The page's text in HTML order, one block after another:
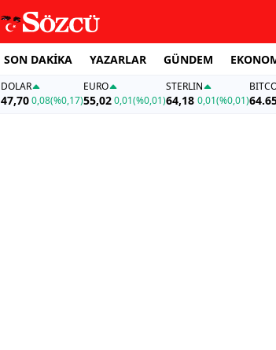
SON DAKİKA YAZARLAR GÜNDEM
DOLAR
47,700,08(%0,17)
EURO
55,02 0,01(%0,01)
STERLIN
64,18 0,01(%0,01)